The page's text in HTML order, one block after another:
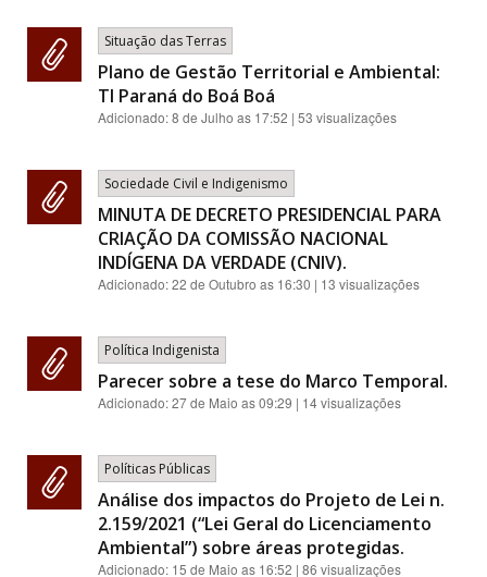
Situação das Terras
Plano de Gestão Territorial e Ambiental:
TI Paraná do Boá Boá
Adicionado:8 de Julho as 17:52 | 53 visualizações
Sociedade Civil e Indigenismo
MINUTA DE DECRETO PRESIDENCIAL PARA
CRIAÇÃO DA COMISSÃO NACIONAL
INDÍGENA DA VERDADE (CNIV).
Adicionado:22 de Outubro as 16:30 | 13 visualizações
Política Indigenista
Parecer sobre a tese do Marco Temporal.
Adicionado:27 de Maio as 09:29 | 14 visualizações
Políticas Públicas
Análise dos impactos do Projeto de Lei n.
2.159/2021 (“Lei Geral do Licenciamento
Ambiental”) sobre áreas protegidas.
Adicionado: 15 de Maio as 16:52 | 86 visualizações